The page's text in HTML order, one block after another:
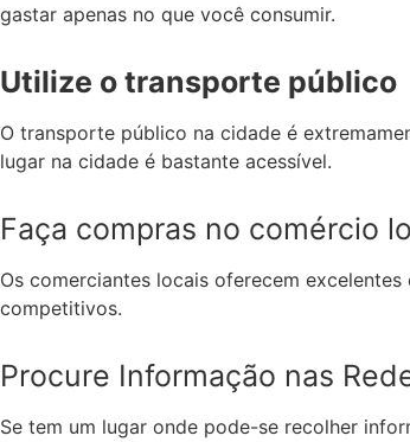
gastar apenas no que você consumir.
Utilize o transporte público
O transporte público na cidade é
lugar na cidade é bastante acessível.
Faça compras no comércio
Os comerciantes locais oferecem
competitivos.
Procure Informação nas
Se tem um lugar onde pode-se recolher